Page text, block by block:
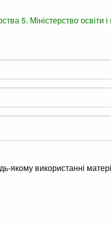
5. Міністерство освіти
якому використанні